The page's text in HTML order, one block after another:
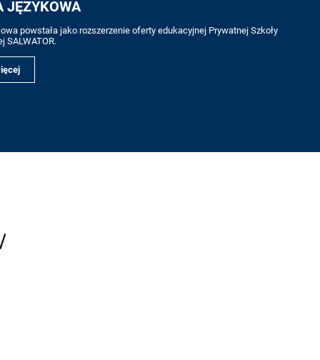
JĘZYKOWA
powstała jako rozszerzenie oferty edukacyjnej Prywatnej Szkoły
SALWATOR.